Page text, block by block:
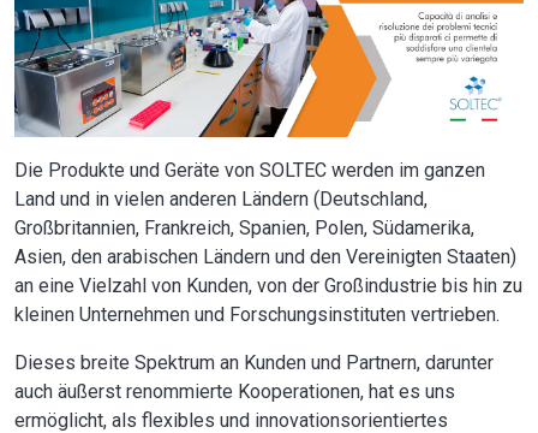
Die Produkte und Geräte von SOLTEC werden im ganzen
Land und in vielen anderen Ländern (Deutschland,
Großbritannien, Frankreich, Spanien, Polen, Südamerika,
Asien, den arabischen Ländern und den Vereinigten Staaten)
an eine Vielzahl von Kunden, von der Großindustrie bis hin zu
kleinen Unternehmen und Forschungsinstituten vertrieben.
Dieses breite Spektrum an Kunden und Partnern, darunter
auch äußerst renommierte Kooperationen, hat es uns
ermöglicht, als flexibles und innovationsorientiertes